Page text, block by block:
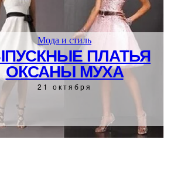
Мода и стиль
ПЛАТЬЯ
ОКСАНЫ МУХА
21 октября